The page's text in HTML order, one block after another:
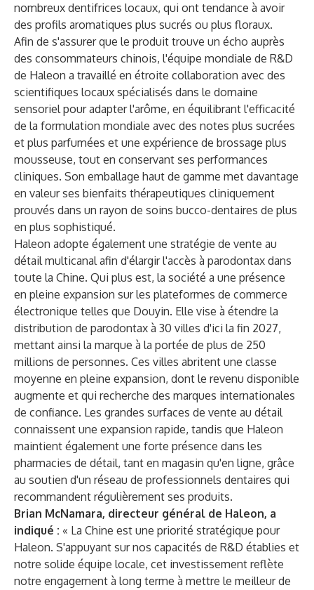
nombreux dentifrices locaux, qui ont tendance à avoir
des profils aromatiques plus sucrés ou plus floraux.
Afin de s'assurer que le produit trouve un écho auprès
des consommateurs chinois, l'équipe mondiale de R&D
de Haleon a travaillé en étroite collaboration avec des
scientifiques locaux spécialisés dans le domaine
sensoriel pour adapter l'arôme, en équilibrant l'efficacité
de la formulation mondiale avec des notes plus sucrées
et plus parfumées et une expérience de brossage plus
mousseuse, tout en conservant ses performances
cliniques. Son emballage haut de gamme met davantage
en valeur ses bienfaits thérapeutiques cliniquement
prouvés dans un rayon de soins bucco-dentaires de plus
en plus sophistiqué.
Haleon adopte également une stratégie de vente au
détail multicanal afin d'élargir l'accès à parodontax dans
toute la Chine. Qui plus est, la société a une présence
en pleine expansion sur les plateformes de commerce
électronique telles que Douyin. Elle vise à étendre la
distribution de parodontax à 30 villes d'ici la fin 2027,
mettant ainsi la marque à la portée de plus de 250
millions de personnes. Ces villes abritent une classe
moyenne en pleine expansion, dont le revenu disponible
augmente et qui recherche des marques internationales
de confiance. Les grandes surfaces de vente au détail
connaissent une expansion rapide, tandis que Haleon
maintient également une forte présence dans les
pharmacies de détail, tant en magasin qu'en ligne, grâce
au soutien d'un réseau de professionnels dentaires qui
recommandent régulièrement ses produits.
Brian McNamara, directeur général de Haleon, a
indiqué : « La Chine est une priorité stratégique pour
Haleon. S'appuyant sur nos capacités de R&D établies et
notre solide équipe locale, cet investissement reflète
notre engagement à long terme à mettre le meilleur de